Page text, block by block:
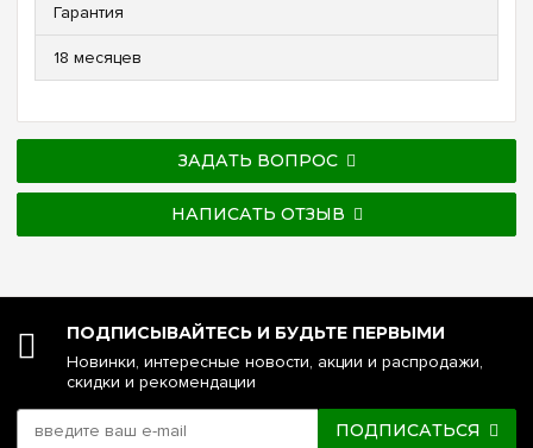
Гарантия
18 месяцев
ЗАДАТЬ ВОПРОС
НАПИСАТЬ ОТЗЫВ
ПОДПИСЫВАЙТЕСЬ И БУДЬТЕ ПЕРВЫМИ
Новинки, интересные новости, акции и распродажи,
скидки и рекомендации
ПОДПИСАТЬСЯ